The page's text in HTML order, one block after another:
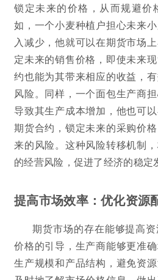
锁定未来的价格，从而规避价
如，一个小麦种植户担心未来
入减少，他就可以在期货市场
定未来的销售价格，即使未来
约也能为其带来相应的收益，
风险。同样，一个面包生产商
导致其生产成本增加，他也可
期货合约，锁定未来的采购价
来的风险。这种风险转移机制
的经营风险，促进了经济的稳定
提高市场效率：优化资源
期货市场的存在能够提高
价格的引导，生产商能够更准
生产规模和产品结构，避免资